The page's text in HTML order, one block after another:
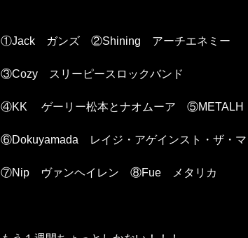
①Jack ガンズ ②Shining アーチエネミー
③Cozy スリーピースロックバンド
④KK ゲーリー松本とナオムーア ⑤METALH
⑥Dokuyamada レイジ・アゲインスト・ザ・マ
⑦Nip ヴァンヘイレン ⑧Fue メタリカ